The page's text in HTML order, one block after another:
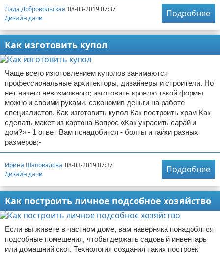
Лада Добровольская 08-03-2019 07:37
Дизайн дачи
Подробнее
Как изготовить купол
Чаще всего изготовлением куполов занимаются
профессиональные архитекторы, дизайнеры и строители. Но
нет ничего невозможного; изготовить кровлю такой формы
можно и своими руками, сэкономив деньги на работе
специалистов. Как изготовить купол Как построить храм Как
сделать макет из картона Вопрос «Как украсить сарай и
дом?» - 1 ответ Вам понадобится - болты и гайки разных
размеров;-
Ирина Шаповалова 08-03-2019 07:37
Дизайн дачи
Подробнее
Как построить личное подсобное хозяйство
Если вы живете в частном доме, вам наверняка понадобятся
подсобные помещения, чтобы держать садовый инвентарь
или домашний скот. Технология создания таких построек